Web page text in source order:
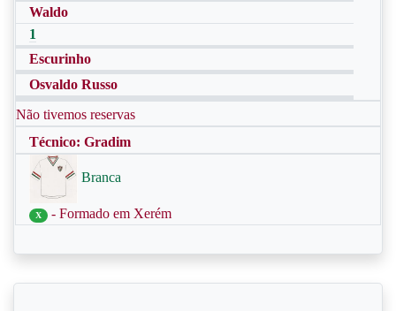
Waldo
1
Escurinho
Osvaldo Russo
Não tivemos reservas
Técnico: Gradim
Branca
X - Formado em Xerém